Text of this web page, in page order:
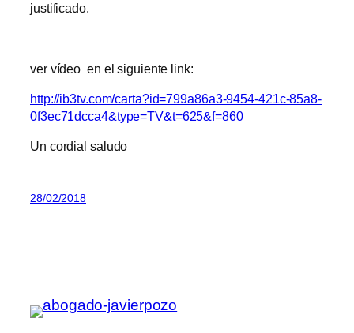
justificado.
ver vídeo en el siguiente link:
http://ib3tv.com/carta?id=799a86a3-9454-421c-85a8-
0f3ec71dcca4&type=TV&t=625&f=860
Un cordial saludo
28/02/2018